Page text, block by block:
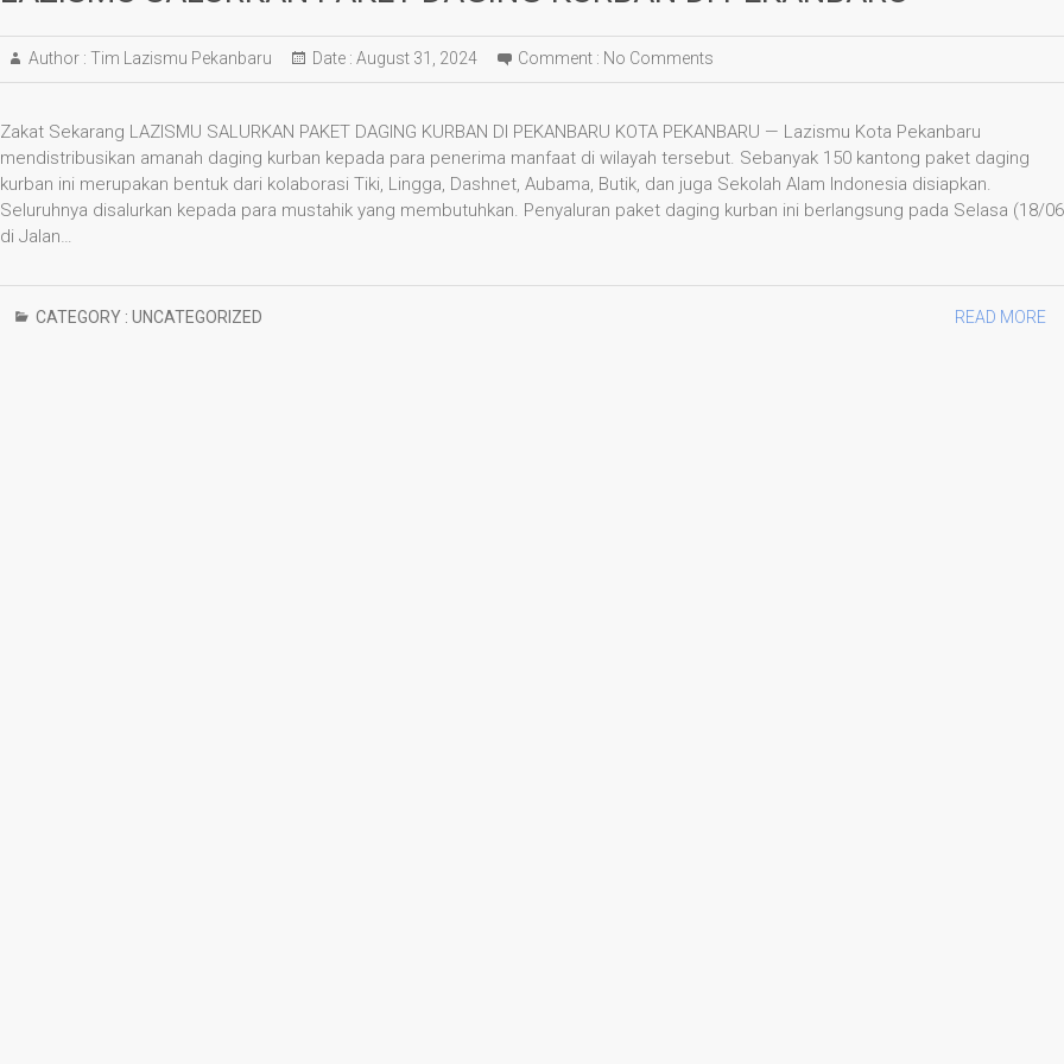
Author : Tim Lazismu Pekanbaru Date : August 31, 2024 Comment : No Comments
Zakat Sekarang LAZISMU SALURKAN PAKET DAGING KURBAN DI PEKANBARU KOTA PEKANBARU — Lazismu Kota Pekanbaru
mendistribusikan amanah daging kurban kepada para penerima manfaat di wilayah tersebut. Sebanyak 150 kantong paket daging
kurban ini merupakan bentuk dari kolaborasi Tiki, Lingga, Dashnet, Aubama, Butik, dan juga Sekolah Alam Indonesia disiapkan.
Seluruhnya disalurkan kepada para mustahik yang membutuhkan. Penyaluran paket daging kurban ini berlangsung pada Selasa (18/
di Jalan…
CATEGORY : UNCATEGORIZED READ MORE